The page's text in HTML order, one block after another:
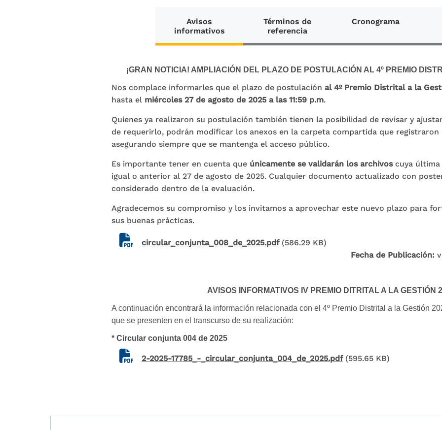
Avisos
informativos
Términos de
referencia
Cronograma
¡GRAN NOTICIA! AMPLIACIÓN DEL PLAZO DE POSTULACIÓN AL 4º PREMIO
Nos complace informarles que el plazo de postulación al 4º Premio Distrital a la
hasta el miércoles 27 de agosto de 2025 a las 11:59 p.m.
Quienes ya realizaron su postulación también tienen la posibilidad de revisar y
de requerirlo, podrán modificar los anexos en la carpeta compartida que
asegurando siempre que se mantenga el acceso público.
Es importante tener en cuenta que únicamente se validarán los archivoscuya última
igual o anterior al 27 de agosto de 2025. Cualquier documento actualizado con
considerado dentro de la evaluación.
Agradecemos su compromiso y los invitamos a aprovechar este nuevo plazo para
sus buenas prácticas.
Documentcircular_conjunta_008_de_2025.pdf (586.29 KB)
Fecha de Publicación:
AVISOS INFORMATIVOS IV PREMIO DITRITAL A LA GESTIÓN
A continuación encontrará la información relacionada con el 4º Premio Distrital a la Gestión
que se presenten en el transcurso de su realización:
* Circular conjunta 004 de 2025
Document2-2025-17785_-_circular_conjunta_004_de_2025.pdf (595.65 KB)